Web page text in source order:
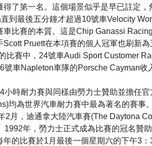
得了第一名。這個場景似乎是早已註定
到最後五分鐘才超過10號車Velocity
車比賽的本質。這是Chip Ganassi
Scott Pruett在本項賽的個人冠軍也刷新
比賽中，24號車Audi Sport Customer
號車Napleton車隊的Porsche Cayman收
小時耐力賽與同樣由勞力士贊助並擔任
均為世界汽車耐力賽中最為著名的賽事
2月，迪通拿大陸汽車賽(The Daytona
1992年，勞力士正式成為比賽的冠名贊
年的比賽於1月最後一個星期六的下午3